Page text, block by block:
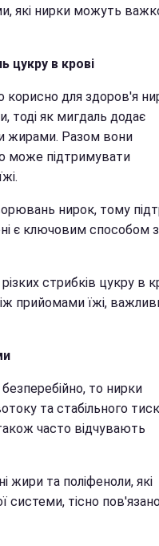
які нирки можуть
цукру в крові
корисно для здоров'я
тоді як мигдаль додає
жирами. Разом вони
може підтримувати
нирок, тому
є ключовим способом
стрибків цукру в
прийомами їжі,
то нирки
та стабільного
часто відчувають
жири та поліфеноли, які
тісно